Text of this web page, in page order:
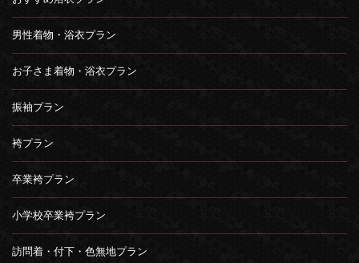
男性着物・浴衣プラン
お子さま着物・浴衣プラン
振袖プラン
袴プラン
卒業袴プラン
小学校卒業袴プラン
訪問着・付下・色無地プラン